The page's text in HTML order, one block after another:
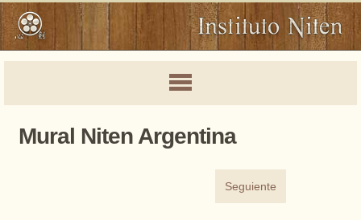
Mural Niten Argentina
Seguiente